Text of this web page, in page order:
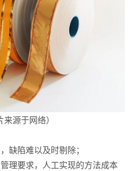
源于网络）
缺陷难以及时剔除；
理要求，人工实现的方法成本